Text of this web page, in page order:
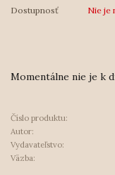
Dostupnosť Nie je
Momentálne nie je k
Číslo produktu:
Autor:
Vydavateľstvo:
Väzba: